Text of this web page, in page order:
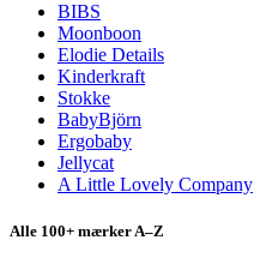
BIBS
Moonboon
Elodie Details
Kinderkraft
Stokke
BabyBjörn
Ergobaby
Jellycat
A Little Lovely Company
Alle 100+ mærker A–Z